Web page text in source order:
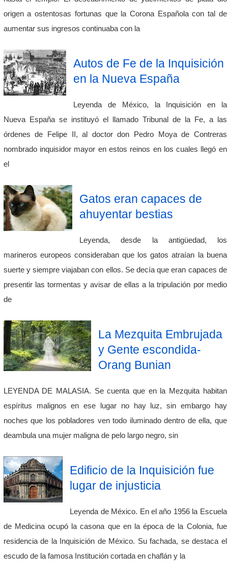
origen a ostentosas fortunas que la Corona Española con tal de
aumentar sus ingresos continuaba con la
Autos de Fe de la Inquisición
en la Nueva España
Leyenda de México, la Inquisición en la
Nueva España se instituyó el llamado Tribunal de la Fe, a las
órdenes de Felipe II, al doctor don Pedro Moya de Contreras
nombrado inquisidor mayor en estos reinos en los cuales llegó en
el
Gatos eran capaces de
ahuyentar bestias
Leyenda, desde la antigüedad, los
marineros europeos consideraban que los gatos atraían la buena
suerte y siempre viajaban con ellos. Se decía que eran capaces de
presentir las tormentas y avisar de ellas a la tripulación por medio
de
La Mezquita Embrujada
y Gente escondida-
Orang Bunian
LEYENDA DE MALASIA. Se cuenta que en la Mezquita habitan
espíritus malignos en ese lugar no hay luz, sin embargo hay
noches que los pobladores ven todo iluminado dentro de ella, que
deambula una mujer maligna de pelo largo negro, sin
Edificio de la Inquisición fue
lugar de injusticia
Leyenda de México. En el año 1956 la Escuela
de Medicina ocupó la casona que en la época de la Colonia, fue
residencia de la Inquisición de México. Su fachada, se destaca el
escudo de la famosa Institución cortada en chaflán y la